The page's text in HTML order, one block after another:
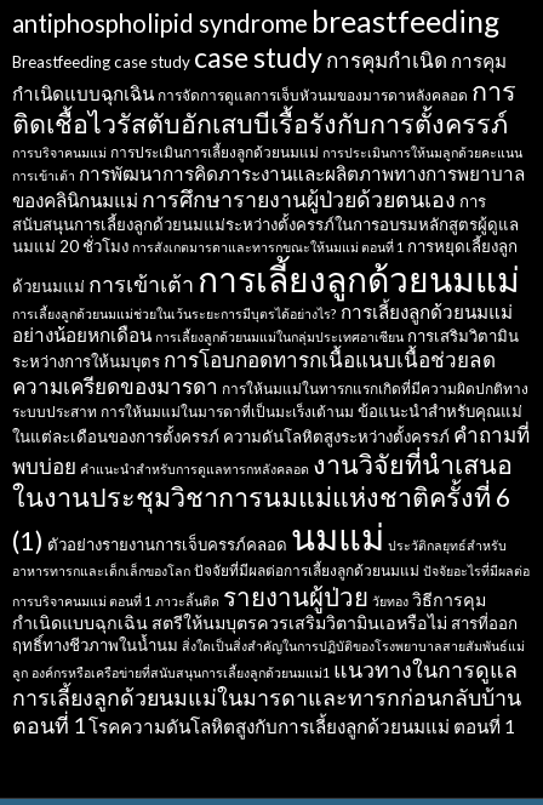
antiphospholipid syndrome breastfeeding
Breastfeeding case study case studyการคุมกำเนิด การคุม
กำเนิดแบบฉุกเฉิน การจัดการดูแลการเจ็บหัวนมของมารดาหลังคลอด การ
ติดเชื้อไวรัสตับอักเสบบีเรื้อรังกับการตั้งครรภ์
การบริจาคนมแม่ การประเมินการเลี้ยงลูกด้วยนมแม่ การประเมินการให้นมลูกด้วยคะแนน
การเข้าเต้า การพัฒนาการคิดภาระงานและผลิตภาพทางการพยาบาล
ของคลินิกนมแม่ การศึกษารายงานผู้ป่วยด้วยตนเอง การ
สนับสนุนการเลี้ยงลูกด้วยนมแม่ระหว่างตั้งครรภ์ในการอบรมหลักสูตรผู้ดูแล
นมแม่ 20 ชั่วโมง การสังเกตมารดาและทารกขณะให้นมแม่ ตอนที่ 1 การหยุดเลี้ยงลูก
ด้วยนมแม่ การเข้าเต้า การเลี้ยงลูกด้วยนมแม่
การเลี้ยงลูกด้วยนมแม่ช่วยในเว้นระยะการมีบุตรได้อย่างไร? การเลี้ยงลูกด้วยนมแม่
อย่างน้อยหกเดือน การเลี้ยงลูกด้วยนมแม่ในกลุ่มประเทศอาเซียน การเสริมวิตามิน
ระหว่างการให้นมบุตร การโอบกอดทารกเนื้อแนบเนื้อช่วยลด
ความเครียดของมารดา การให้นมแม่ในทารกแรกเกิดที่มีความผิดปกติทาง
ระบบประสาท การให้นมแม่ในมารดาที่เป็นมะเร็งเต้านม ข้อแนะนำสำหรับคุณแม่
ในแต่ละเดือนของการตั้งครรภ์ ความดันโลหิตสูงระหว่างตั้งครรภ์ คำถามที่
พบบ่อย คำแนะนำสำหรับการดูแลทารกหลังคลอด งานวิจัยที่นำเสนอ
ในงานประชุมวิชาการนมแม่แห่งชาติครั้งที่ 6
(1) ตัวอย่างรายงานการเจ็บครรภ์คลอด นมแม่ ประวัติกลยุทธ์สำหรับ
อาหารทารกและเด็กเล็กของโลก ปัจจัยที่มีผลต่อการเลี้ยงลูกด้วยนมแม่ ปัจจัยอะไรที่มีผลต่อ
การบริจาคนมแม่ ตอนที่ 1 ภาวะลิ้นติด รายงานผู้ป่วย วัยทอง วิธีการคุม
กำเนิดแบบฉุกเฉิน สตรีให้นมบุตรควรเสริมวิตามินเอหรือไม่ สารที่ออก
ฤทธิ์ทางชีวภาพในน้ำนม สิ่งใดเป็นสิ่งสำคัญในการปฏิบัติของโรงพยาบาลสายสัมพันธ์แม่
ลูก องค์กรหรือเครือข่ายที่สนับสนุนการเลี้ยงลูกด้วยนมแม่1 แนวทางในการดูแล
การเลี้ยงลูกด้วยนมแม่ในมารดาและทารกก่อนกลับบ้าน
ตอนที่ 1โรคความดันโลหิตสูงกับการเลี้ยงลูกด้วยนมแม่ ตอนที่ 1